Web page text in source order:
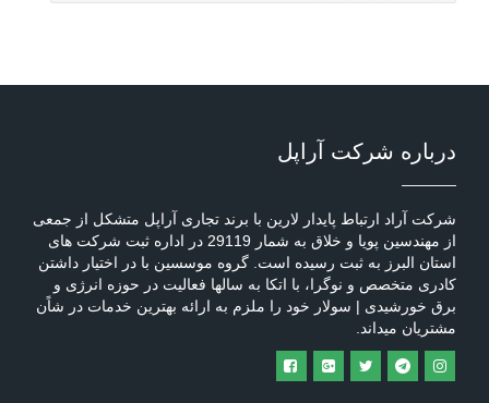
درباره شرکت آراپل
شرکت آراد ارتباط پایدار لارین با برند تجاری آراپل متشکل از جمعی
از مهندسین پویا و خلاق به شمار 29119 در اداره ثبت شرکت های
استان البرز به ثبت رسیده است. گروه موسسین با در اختیار داشتن
کادری متخصص و نوگرا، با اتکا به سالها فعالیت در حوزه انرژی و
برق خورشیدی | سولار خود را ملزم به ارائه بهترین خدمات در شاًن
مشتریان میداند.